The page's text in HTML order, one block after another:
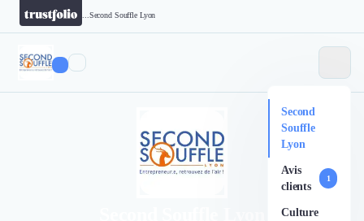
Second Souffle Lyon
Second
Souffle
Lyon
Avis
clients
1
Culture